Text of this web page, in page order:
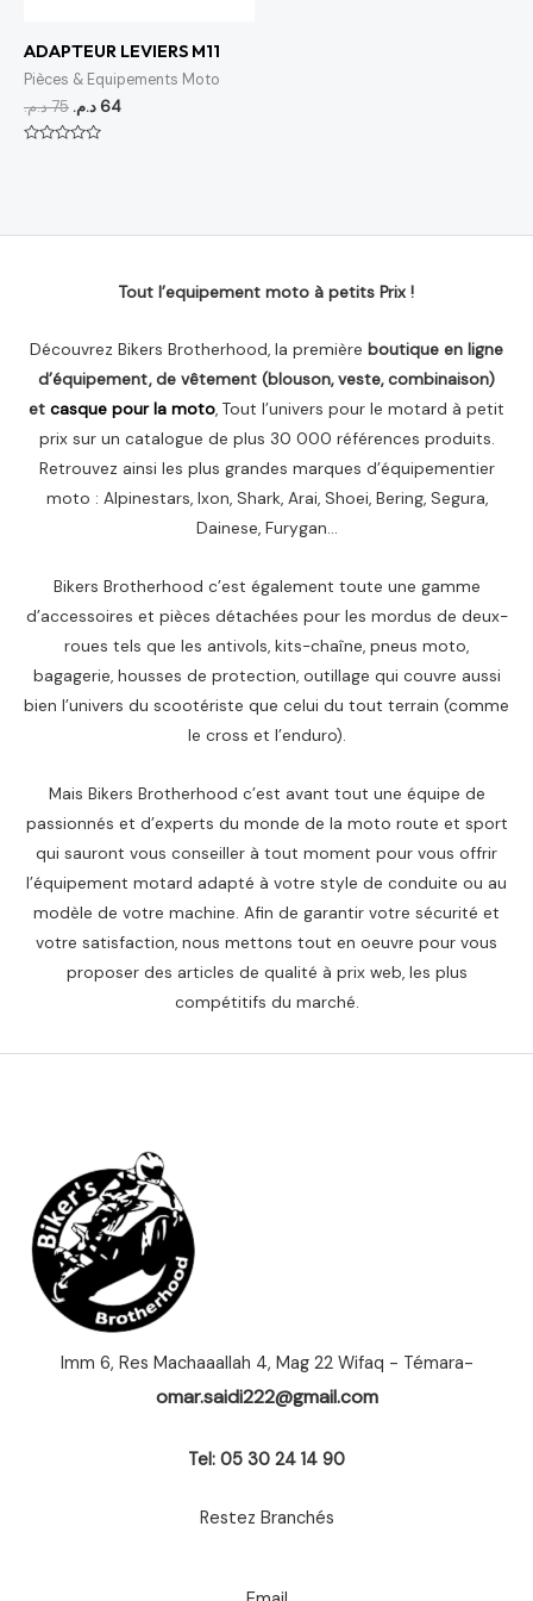
ADAPTEUR LEVIERS M11
Pièces & Equipements Moto
75د.م. 64 د.م.
Tout l’equipement moto à petits Prix !
Découvrez Bikers Brotherhood, la première boutique en ligne
d’équipement, de vêtement (blouson, veste, combinaison)
et casque pour la moto, Tout l’univers pour le motard à petit
prix sur un catalogue de plus 30 000 références produits.
Retrouvez ainsi les plus grandes marques d’équipementier
moto : Alpinestars, Ixon, Shark, Arai, Shoei, Bering, Segura,
Dainese, Furygan…
Bikers Brotherhood c’est également toute une gamme
d’accessoires et pièces détachées pour les mordus de deux-
roues tels que les antivols, kits-chaîne, pneus moto,
bagagerie, housses de protection, outillage qui couvre aussi
bien l’univers du scootériste que celui du tout terrain (comme
le cross et l’enduro).
Mais Bikers Brotherhood c’est avant tout une équipe de
passionnés et d’experts du monde de la moto route et sport
qui sauront vous conseiller à tout moment pour vous offrir
l’équipement motard adapté à votre style de conduite ou au
modèle de votre machine. Afin de garantir votre sécurité et
votre satisfaction, nous mettons tout en oeuvre pour vous
proposer des articles de qualité à prix web, les plus
compétitifs du marché.
Imm 6, Res Machaaallah 4, Mag 22 Wifaq - Témara-
omar.saidi222@gmail.com
Tel: 05 30 24 14 90
Restez Branchés